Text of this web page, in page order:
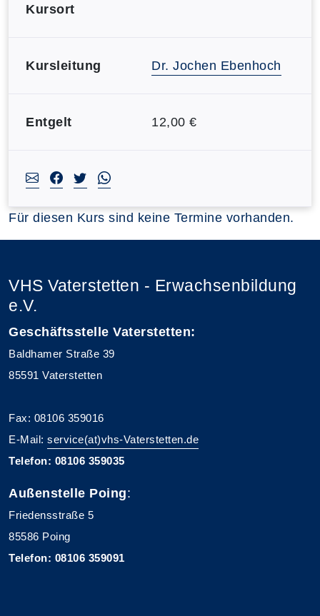
Kursort
Kursleitung Dr. Jochen Ebenhoch
Entgelt 12,00 €
Für diesen Kurs sind keine Termine vorhanden.
VHS Vaterstetten - Erwachsenbildung
e.V.
Geschäftsstelle Vaterstetten:
Baldhamer Straße 39
85591 Vaterstetten
Fax: 08106 359016
E-Mail: service(at)vhs-Vaterstetten.de
Telefon: 08106 359035
Außenstelle Poing:
Friedensstraße 5
85586 Poing
Telefon: 08106 359091